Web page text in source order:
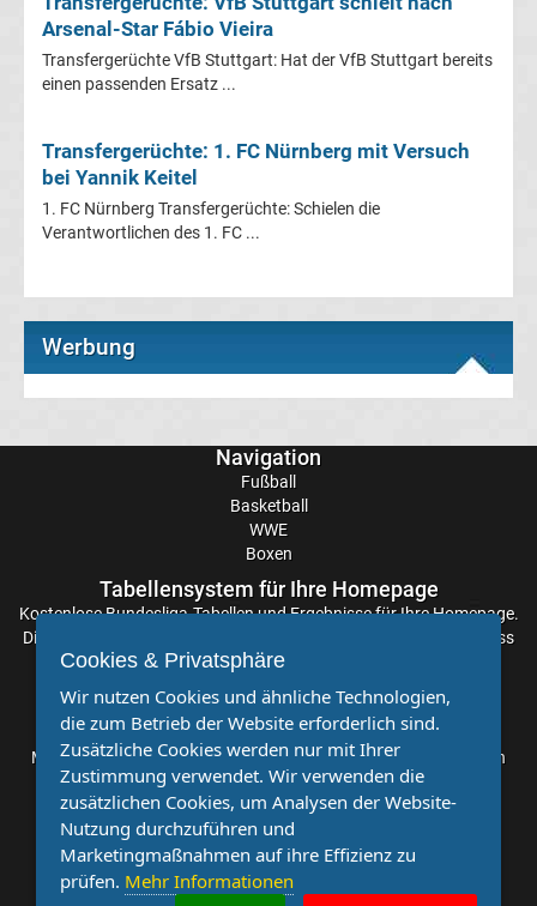
FC
Transfergerüchte
Dresden
Braunschweig
Transfergerüchte
Energie
Cottbus
Transfergerüchte
FC
Augsburg
Arsenal-Star Fábio Vieira
Transfergerüchte VfB Stuttgart: Hat der VfB Stuttgart bereits
einen passenden Ersatz ...
Transfergerüchte: 1. FC Nürnberg mit Versuch
bei Yannik Keitel
1. FC Nürnberg Transfergerüchte: Schielen die
Verantwortlichen des 1. FC ...
Werbung
Navigation
Fußball
Basketball
WWE
Boxen
Tabellensystem für Ihre Homepage
KostenloseBundesliga-Tabellenund Ergebnisse für Ihre Homepage.
Die Aktualisierung der Ergebnisse erfolgt alle paar Minuten, sodass
Sie stets auf dem Laufenden sind. Einfache und schnelle
Partnervereine
Möchten Sie, dass auch Ihr Verein mehr Beachtung findet? Dann
sind Sie bei uns genau richtig. Wir suchen Ihren Verein für eine
kostenlose Kooperation. Veröffentlichen Sie Ihre Spielberichte,
Sportnachrichten und Aufrufe bei uns!
Cookies & Privatsphäre
Wir nutzen Cookies und ähnliche Technologien,
die zum Betrieb der Website erforderlich sind.
Zusätzliche Cookies werden nur mit Ihrer
Zustimmung verwendet. Wir verwenden die
zusätzlichen Cookies, um Analysen der Website-
Nutzung durchzuführen und
Marketingmaßnahmen auf ihre Effizienz zu
prüfen. Mehr Informationen